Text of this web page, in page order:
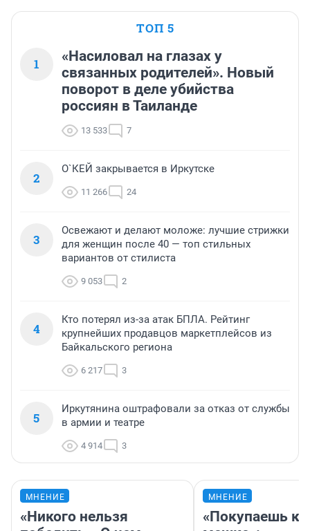
ТОП 5
1
«Насиловал на глазах у
связанных родителей». Новый
поворот в деле убийства
россиян в Таиланде
13 533 7
2
О`КЕЙ закрывается в Иркутске
11 266 24
3
Освежают и делают моложе: лучшие стрижки
для женщин после 40 — топ стильных
вариантов от стилиста
9 053 2
4
Кто потерял из-за атак БПЛА. Рейтинг
крупнейших продавцов маркетплейсов из
Байкальского региона
6 217 3
5
Иркутянина оштрафовали за отказ от службы
в армии и театре
4 914 3
МНЕНИЕ
«Никого нельзя
МНЕНИЕ
«Покупаешь